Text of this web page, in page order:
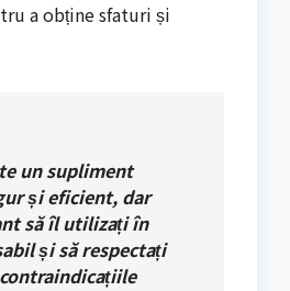
a obține sfaturi și
un supliment
și eficient, dar
să îl utilizați în
și să respectați